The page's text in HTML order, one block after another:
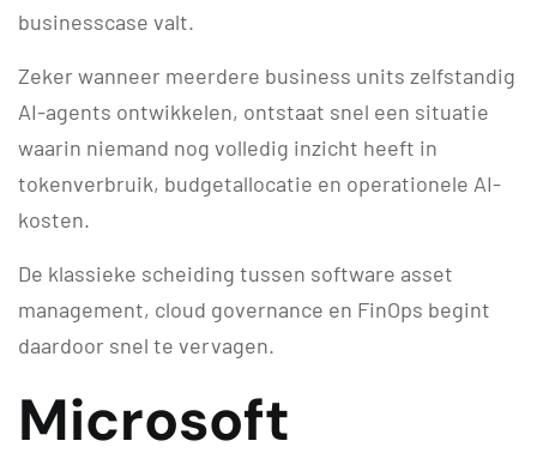
businesscase valt.
Zeker wanneer meerdere business units zelfstandig
AI-agents ontwikkelen, ontstaat snel een situatie
waarin niemand nog volledig inzicht heeft in
tokenverbruik, budgetallocatie en operationele AI-
kosten.
De klassieke scheiding tussen software asset
management, cloud governance en FinOps begint
daardoor snel te vervagen.
Microsoft